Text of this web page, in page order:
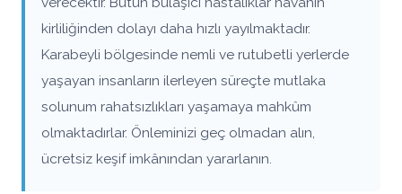
kirliliğinden dolayı daha hızlı yayılmaktadır.
Karabeyli bölgesinde nemli ve rutubetli yerlerde
yaşayan insanların ilerleyen süreçte mutlaka
solunum rahatsızlıkları yaşamaya mahkûm
olmaktadırlar. Önleminizi geç olmadan alın,
ücretsiz keşif imkânından yararlanın.